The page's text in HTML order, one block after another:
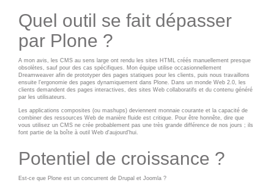
SLA ET GARANTIES DE
SERVICES
SOLUTIONS
WEB
INTRANET
Réseaux Sociaux d'Entreprise
- RSE
ACTU TRANSFORMATION
DIGITALE
ACTU PILOT SYSTEMS
ACTU COMMUNAUTÉ
EVÉNEMENTS
Quel outil se fait dépasser
par Plone ?
A mon avis, les CMS au sens large ont rendu les sites HTML créés manuellement presque
obsolètes, sauf pour des cas spécifiques. Mon équipe utilise occasionnellement
Dreamweaver afin de prototyper des pages statiques pour les clients, puis nous travaillons
ensuite l'ergonomie des pages dynamiquement dans Plone. Dans un monde Web 2.0, les
clients demandent des pages interactives, des sites Web collaboratifs et du contenu généré
par les utilisateurs.
Les applications composites (ou mashups) deviennent monnaie courante et la capacité de
combiner des ressources Web de manière fluide est critique. Pour être honnête, dire que
vous utilisez un CMS ne crée probablement pas une très grande différence de nos jours ; ils
font partie de la boîte à outil Web d'aujourd'hui.
Potentiel de croissance ?
Est-ce que Plone est un concurrent de Drupal et Joomla ?